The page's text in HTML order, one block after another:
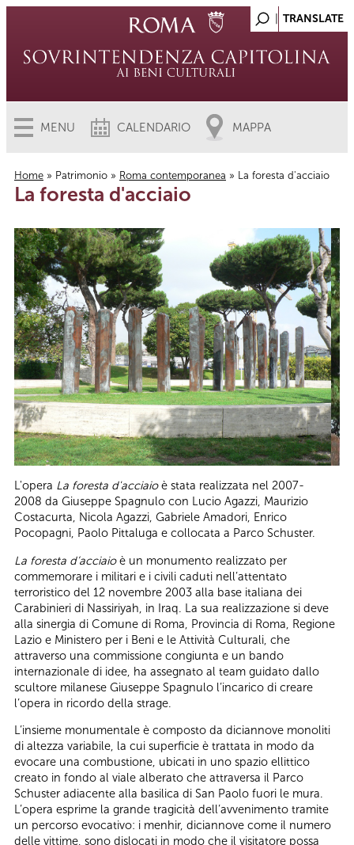
MENU CALENDARIO MAPPA
Tu sei qui
Home » Patrimonio » Roma contemporanea » La foresta d'acciaio
La foresta d'acciaio
L'opera La foresta d'acciaioè stata realizzata nel 2007-
2008 da Giuseppe Spagnulo con Lucio Agazzi, Maurizio
Costacurta, Nicola Agazzi, Gabriele Amadori, Enrico
Pocopagni, Paolo Pittaluga e collocata a Parco Schuster.
La foresta d’acciaioè un monumento realizzato per
commemorare i militari e i civili caduti nell’attentato
terroristico del 12 novembre 2003 alla base italiana dei
Carabinieri di Nassiriyah, in Iraq. La sua realizzazione si deve
alla sinergia di Comune di Roma, Provincia di Roma, Regione
Lazio e Ministero per i Beni e le Attività Culturali, che
attraverso una commissione congiunta e un bando
internazionale di idee, ha assegnato al team guidato dallo
scultore milanese Giuseppe Spagnulo l’incarico di creare
l’opera in ricordo della strage.
L’insieme monumentale è composto da diciannove monoliti
di altezza variabile, la cui superficie è trattata in modo da
evocare una combustione, ubicati in uno spazio ellittico
creato in fondo al viale alberato che attraversa il Parco
Schuster adiacente alla basilica di San Paolo fuori le mura.
L’opera esprime la grande tragicità dell’avvenimento tramite
un percorso evocativo: i menhir, diciannove come il numero
delle vittime, sono dislocati in modo che il visitatore possa